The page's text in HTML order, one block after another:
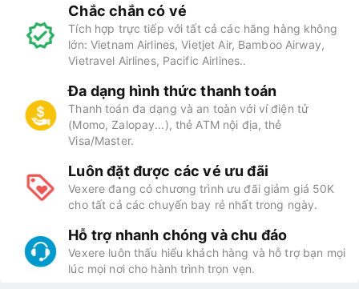
Chắc chắn có vé
Tích hợp trực tiếp với tất cả các hãng hàng không
lớn: Vietnam Airlines, Vietjet Air, Bamboo Airway,
Vietravel Airlines, Pacific Airlines..
Đa dạng hình thức thanh toán
Thanh toán đa dạng và an toàn với ví điện tử
(Momo, Zalopay...), thẻ ATM nội địa, thẻ
Visa/Master.
Luôn đặt được các vé ưu đãi
Vexere đang có chương trình ưu đãi giảm giá 50K
cho tất cả các chuyến bay rẻ nhất trong ngày.
Hỗ trợ nhanh chóng và chu đáo
Vexere luôn thấu hiểu khách hàng và hỗ trợ bạn mọi
lúc mọi nơi cho hành trình trọn vẹn.